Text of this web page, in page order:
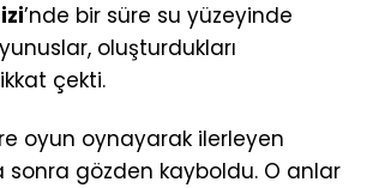
’nde bir süre su yüzeyinde
oluşturdukları
çekti.
oyun oynayarak ilerleyen
gözden kayboldu. O anlar